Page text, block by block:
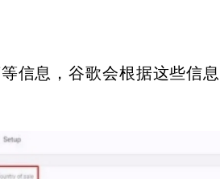
信息，谷歌会根据这些信